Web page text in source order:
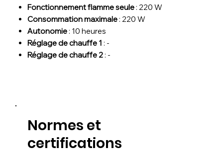
Fonctionnement flamme seule: 220 W
Consommation maximale: 220 W
Autonomie : 10 heures
Réglage de chauffe 1 : -
Réglage de chauffe 2: -
Normes et
certifications